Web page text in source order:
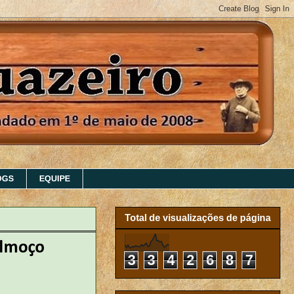
EQUIPE
Total de visualizações de página
3 3 4 2 6 8 7